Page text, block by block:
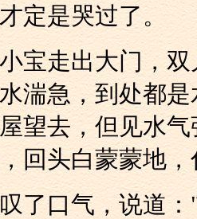
定是哭过了。
走出大门，双
湍急，到处都
望去，但见水
回头白蒙蒙地
气，说道："